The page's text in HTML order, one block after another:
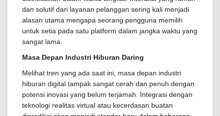
dan solutif dari layanan pelanggan sering kali menjadi
alasan utama mengapa seorang pengguna memilih
untuk setia pada satu platform dalam jangka waktu yang
sangat lama.
Masa Depan Industri Hiburan Daring
Melihat tren yang ada saat ini, masa depan industri
hiburan digital tampak sangat cerah dan penuh dengan
potensi inovasi yang belum terjamah. Integrasi dengan
teknologi realitas virtual atau kecerdasan buatan